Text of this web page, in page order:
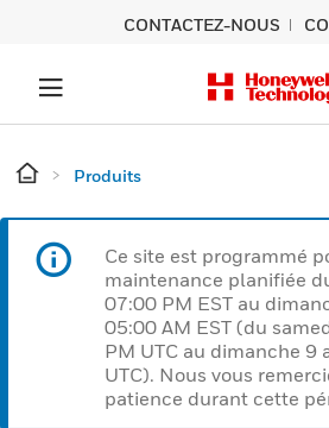
CONTACTEZ-NOUS
Produits
Ce site est programmé
maintenance planifiée
07:00 PM EST au
05:00 AM EST (du
PM UTC au dimanche 9
UTC). Nous vous
patience durant cette